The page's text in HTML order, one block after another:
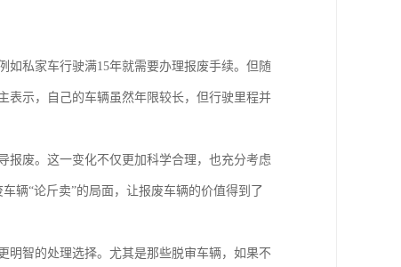
如私家车行驶满15年就需要办理报废手续。但随
表示，自己的车辆虽然年限较长，但行驶里程并
报废。这一变化不仅更加科学合理，也充分考虑
辆“论斤卖”的局面，让报废车辆的价值得到了
明智的处理选择。尤其是那些脱审车辆，如果不